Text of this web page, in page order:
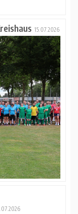
15.07.2026